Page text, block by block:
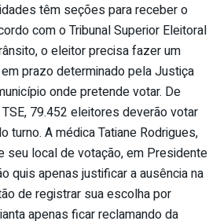
têm seções para receber o
com o Tribunal Superior Eleitoral
o eleitor precisa fazer um
prazo determinado pela Justiça
onde pretende votar. De
79.452 eleitores deverão votar
turno. A médica Tatiane Rodrigues,
seu local de votação, em Presidente
quis apenas justificar a ausência na
de registrar sua escolha por
apenas ficar reclamando da